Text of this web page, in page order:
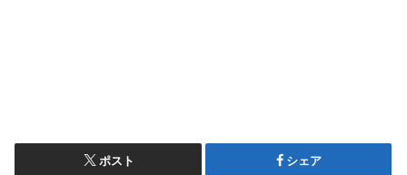
ポスト シェア